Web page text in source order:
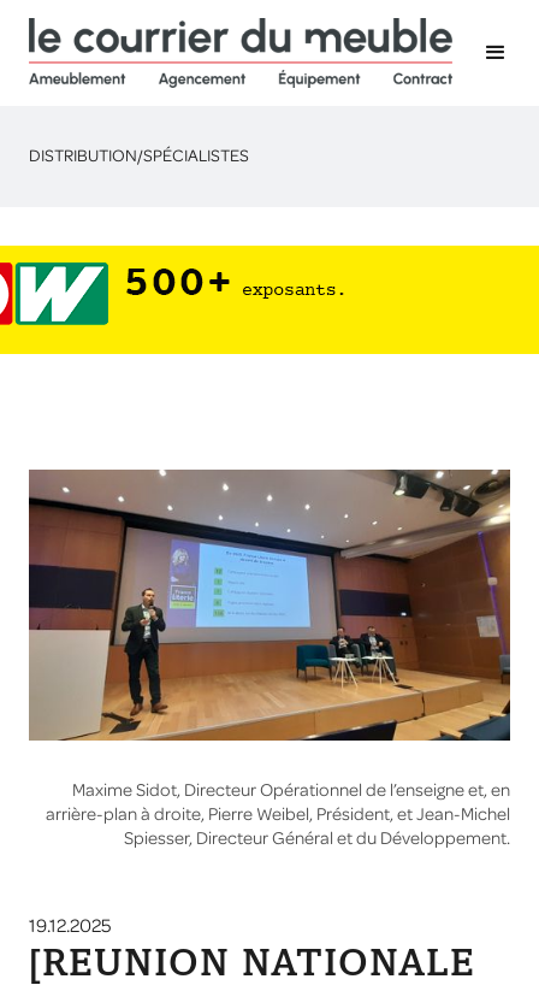
DISTRIBUTION/SPÉCIALISTES
Maxime Sidot, Directeur Opérationnel de l’enseigne et, en
arrière-plan à droite, Pierre Weibel, Président, et Jean-Michel
Spiesser, Directeur Général et du Développement.
19.12.2025
[REUNION NATIONALE